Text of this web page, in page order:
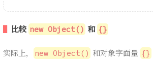
比较 new Object() 和 {}
实际上， new Object() 和对象字面量 {}